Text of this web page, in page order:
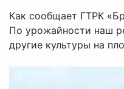
Как сообщает ГТРК
По урожайности наш
другие культуры на